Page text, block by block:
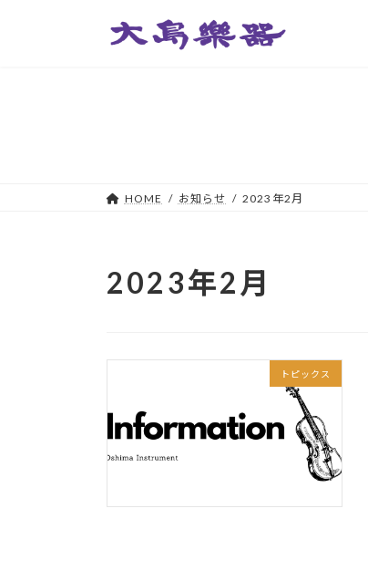
HOME お知らせ 2023年2月
2023年2月
トピックス